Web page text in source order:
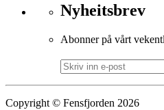
Nyheitsbrev
Abonner på vårt
Copyright ©️ Fensfjorden 2026